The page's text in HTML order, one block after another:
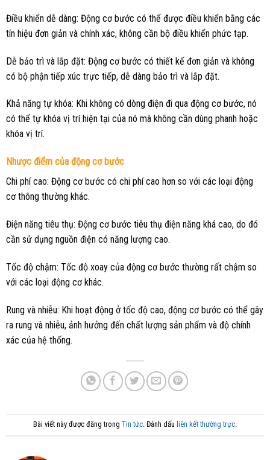
Điều khiển dễ dàng: Động cơ bước có thể được điều khiển bằng các
tín hiệu đơn giản và chính xác, không cần bộ điều khiển phức tạp.
Dễ bảo trì và lắp đặt: Động cơ bước có thiết kế đơn giản và không
có bộ phận tiếp xúc trực tiếp, dễ dàng bảo trì và lắp đặt.
Khả năng tự khóa: Khi không có dòng điện đi qua động cơ bước, nó
có thể tự khóa vị trí hiện tại của nó mà không cần dùng phanh hoặc
khóa vị trí.
Nhược điểm của động cơ bước
Chi phí cao: Động cơ bước có chi phí cao hơn so với các loại động
cơ thông thường khác.
Điện năng tiêu thụ: Động cơ bước tiêu thụ điện năng khá cao, do đó
cần sử dụng nguồn điện có năng lượng cao.
Tốc độ chậm: Tốc độ xoay của động cơ bước thường rất chậm so
với các loại động cơ khác.
Rung và nhiễu: Khi hoạt động ở tốc độ cao, động cơ bước có thể gây
ra rung và nhiễu, ảnh hưởng đến chất lượng sản phẩm và độ chính
xác của hệ thống.
Bài viết này được đăng trong Tin tức . Đánh dấu liên kết thường trực